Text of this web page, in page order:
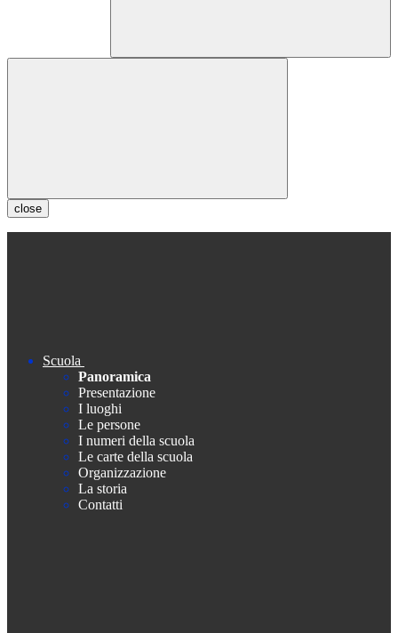
close
Scuola
Panoramica
Presentazione
I luoghi
Le persone
I numeri della scuola
Le carte della scuola
Organizzazione
La storia
Contatti